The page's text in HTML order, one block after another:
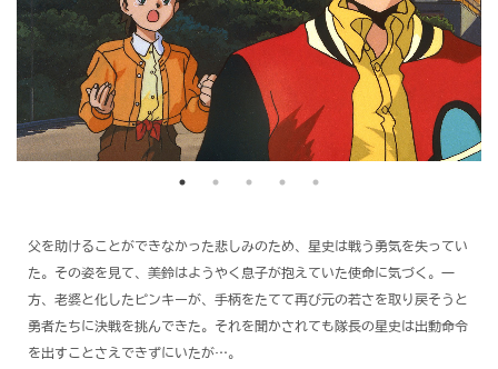
父を助けることができなかった悲しみのため、星史は戦う勇気を失ってい
た。その姿を見て、美鈴はようやく息子が抱えていた使命に気づく。一
方、老婆と化したピンキーが、手柄をたてて再び元の若さを取り戻そうと
勇者たちに決戦を挑んできた。それを聞かされても隊長の星史は出動命令
を出すことさえできずにいたが…。